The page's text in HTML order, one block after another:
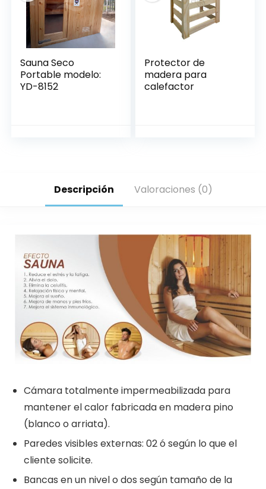
Sauna Seco
Portable modelo:
YD-8152
Protector de
madera para
calefactor
Descripción Valoraciones (0)
Cámara totalmente impermeabilizada para
mantener el calor fabricada en madera pino
(blanco o arriata).
Paredes visibles externas: 02 ó según lo que el
cliente solicite.
Bancas en un nivel o dos según tamaño de la